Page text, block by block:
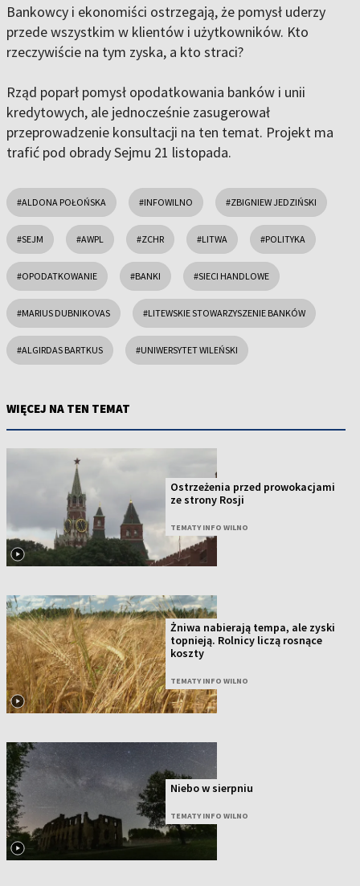
Bankowcy i ekonomiści ostrzegają, że pomysł uderzy
przede wszystkim w klientów i użytkowników. Kto
rzeczywiście na tym zyska, a kto straci?
Rząd poparł pomysł opodatkowania banków i unii
kredytowych, ale jednocześnie zasugerował
przeprowadzenie konsultacji na ten temat. Projekt ma
trafić pod obrady Sejmu 21 listopada.
#ALDONA POŁOŃSKA #INFOWILNO #ZBIGNIEW JEDZIŃSKI
#SEJM #AWPL #ZCHR #LITWA #POLITYKA
#OPODATKOWANIE #BANKI #SIECI HANDLOWE
#MARIUS DUBNIKOVAS #LITEWSKIE STOWARZYSZENIE BANKÓW
#ALGIRDAS BARTKUS #UNIWERSYTET WILEŃSKI
WIĘCEJ NA TEN TEMAT
Ostrzeżenia przed prowokacjami
ze strony Rosji
TEMATY INFO WILNO
Żniwa nabierają tempa, ale zyski
topnieją. Rolnicy liczą rosnące
koszty
TEMATY INFO WILNO
Niebo w sierpniu
TEMATY INFO WILNO